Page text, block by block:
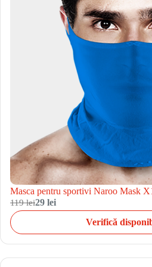
Masca pentru sportivi Naroo Mask
119 lei29 lei
Verifică